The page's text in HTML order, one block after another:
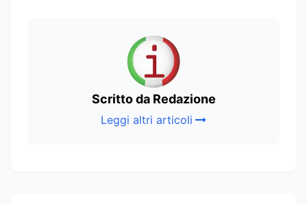
Scritto da Redazione
Leggi altri articoli